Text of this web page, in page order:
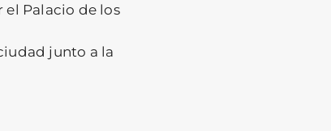
Palacio de los
junto a la